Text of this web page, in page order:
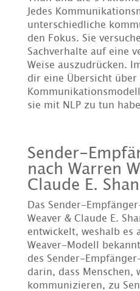
Jedes
unterschiedliche
den Fokus. Sie
Sachverhalte auf eine
Weise auszudrücken.
dir eine Übersicht
sie mit NLP zu tun
Sender-
nach Warren
Claude E.
Das Sender-
Weaver & Claude E.
entwickelt, weshalb es
Weaver-Modell
des Sender-
darin, dass Menschen,
kommunizieren, zu